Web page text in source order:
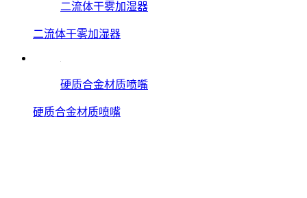
二流体干雾加湿器
二流体干雾加湿器
硬质合金材质喷嘴
硬质合金材质喷嘴